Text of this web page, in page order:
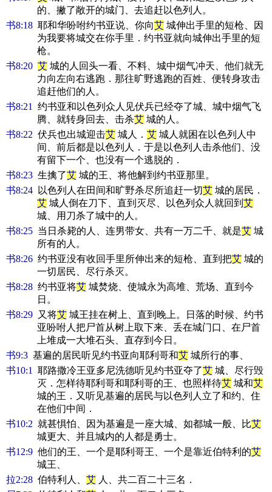
的、撇了敞开的城门、去追赶以色列人。
书8:18 耶和华吩咐约书亚说、你向艾 城伸出手里的短枪、因
为我要将城交在你手里．约书亚就向城伸出手里的短
枪。
书8:20 艾 城的人回头一看、不料、城中烟气冲天、他们就无
力向左向右逃跑．那往旷野逃跑的百姓、便转身攻击
追赶他们的人。
书8:21
约书亚和以色列众人见伏兵已经夺了城、城中烟气飞
腾、就转身回去、击杀艾 城的人。
书8:22 伏兵也出城迎击艾 城人． 艾 城人就困在以色列人中
间、前后都是以色列人．于是以色列人击杀他们、没
有留下一个、也没有一个逃脱的．
书8:23 生擒了艾 城的王、将他解到约书亚那里。
书8:24 以色列人在田间和旷野杀尽所追赶一切艾 城的居民．
艾 城人倒在刀下、直到灭尽、以色列众人就回到艾
城、用刀杀了城中的人。
书8:25 当日杀毙的人、连男带女、共有一万二千、就是艾 城
所有的人。
书8:26 约书亚没有收回手里所伸出来的短枪、直到把艾 城的
一切居民、尽行杀灭。
书8:28 约书亚将艾 城焚烧、使城永为高堆、荒场、直到今
日。
书8:29 又将艾 城王挂在树上、直到晚上。日落的时候、约书
亚吩咐人把尸首从树上取下来、丢在城门口、在尸首
上堆成一大堆石头、直存到今日。
书9:3 基遍的居民听见约书亚向耶利哥和艾 城所行的事、
书10:1
耶路撒冷王亚多尼洗德听见约书亚夺了艾 城、尽行毁
灭．怎样待耶利哥和耶利哥的王、也照样待艾 城和艾
城的王．又听见基遍的居民与以色列人立了和约、住
在他们中间．
书10:2 就甚惧怕、因为基遍是一座大城、如都城一般、比艾
城更大、并且城内的人都是勇士。
书12:9 他们的王、一个是耶利哥王、一个是靠近伯特利的艾
城王、
拉2:28 伯特利人、 艾 人、共二百二十三名．